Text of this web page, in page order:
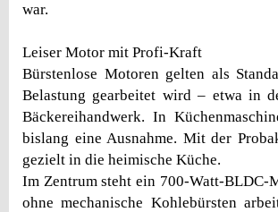
war.
Leiser Motor mit Profi-Kraft
Bürstenlose Motoren gelten als
Belastung gearbeitet wird – etwa in
Bäckereihandwerk. In
bislang eine Ausnahme. Mit der
gezielt in die heimische Küche.
Im Zentrum steht ein 700-Watt-BLDC-
ohne mechanische Kohlebürsten